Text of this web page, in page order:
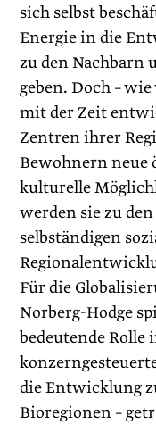
sich selbst
Energie in die
zu den Nachbarn
geben. Doch –
mit der Zeit
Zentren ihrer
Bewohnern neue
kulturelle
werden sie zu
selbständigen
Für die
Norberg-Hodge
bedeutende Rolle
die Entwicklung
Bioregionen –